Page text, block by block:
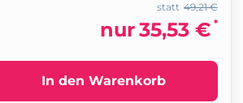
49,21 €
statt
nur35,53 € *
In den Warenkorb